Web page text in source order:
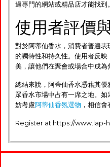
過專門的網站或精品店才能找到。
使用者評價
對於阿蒂仙香水，消費者普遍
的獨特性和持久性。使用者反
美，讓他們在聚會或場合中成為
總結來說，阿蒂仙香水憑藉其
眾香水市場中占有一席之地。
妨考慮阿蒂仙香氛選物 ，相信會
Register at https://www.lap-